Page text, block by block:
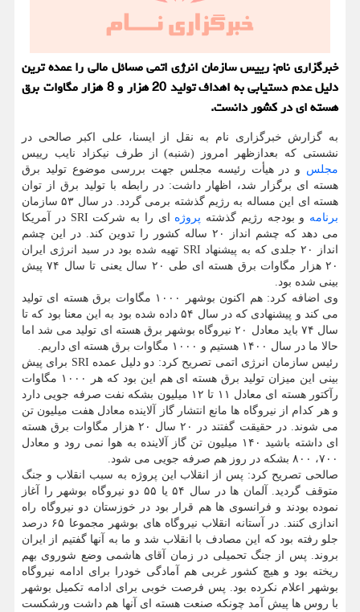
خبرگزاری نام: رییس سازمان انرژی اتمی مسائل مالی را عمده ترین
دلیل عدم دستیابی به اهداف تولید 20 هزار و 8 هزار مگاوات برق
هسته ای در کشور دانست.
به گزارش خبرگزاری نام به نقل از ایسنا، علی اکبر صالحی در
نشستی که بعدازظهر امروز (شنبه) از طرف نیکزاد نایب رییس
مجلس و در هیأت رئیسه مجلس جهت بررسی موضوع تولید برق
هسته ای برگزار شد، اظهار داشت: در رابطه با تولید برق از توان
هسته ای این مساله به رژیم گذشته برمی گردد. در سال ۵۳ سازمان
برنامه و بودجه رژیم گذشته پروژه
ای را به شرکت SRI در آمریکا
می دهد که چشم انداز ۲۰ ساله کشور را تدوین کند. در این چشم
انداز ۲۰ جلدی که به پیشنهاد SRI تهیه شده بود در سبد انرژی ایران
۲۰ هزار مگاوات برق هسته ای طی ۲۰ سال یعنی تا سال ۷۴ پیش
بینی شده بود.
وی اضافه کرد: هم اکنون بوشهر ۱۰۰۰ مگاوات برق هسته ای تولید
می کند و پیشنهادی که در سال ۵۴ داده شده بود به این معنا بود که تا
سال ۷۴ باید معادل ۲۰ نیروگاه بوشهر برق هسته ای تولید می شد اما
حالا ما در سال ۱۴۰۰ هستیم و ۱۰۰۰ مگاوات برق هسته ای داریم.
رئیس سازمان انرژی اتمی تصریح کرد: دو دلیل عمده SRI برای پیش
بینی این میزان تولید برق هسته ای هم این بود که هر ۱۰۰۰ مگاوات
رآکتور هسته ای معادل ۱۱ تا ۱۲ میلیون بشکه نفت صرفه جویی دارد
و هر کدام از نیروگاه ها مانع انتشار گاز آلاینده معادل هفت میلیون تن
می شوند. در حقیقت گفتند در ۲۰ سال ۲۰ هزار مگاوات برق هسته
ای داشته باشید ۱۴۰ میلیون تن گاز آلاینده به هوا نمی رود و معادل
۷۰۰، ۸۰۰ بشکه در روز هم صرفه جویی می شود.
صالحی تصریح کرد: پس از انقلاب این پروژه به سبب انقلاب و جنگ
متوقف گردید. آلمان ها در سال ۵۴ یا ۵۵ دو نیروگاه بوشهر را آغاز
نموده بودند و فرانسوی ها هم قرار بود در خوزستان دو نیروگاه راه
اندازی کنند. در آستانه انقلاب نیروگاه های بوشهر مجموعا ۶۵ درصد
جلو رفته بود که این مصادف با انقلاب شد و ما به آنها گفتیم از ایران
بروند. پس از جنگ تحمیلی در زمان آقای هاشمی وضع شوروی بهم
ریخته بود و هیچ کشور غربی هم آمادگی خودرا برای ادامه نیروگاه
بوشهر اعلام نکرده بود. پس فرصت خوبی برای ادامه تکمیل بوشهر
با روس ها پیش آمد چونکه صنعت هسته ای آنها هم داشت ورشکست